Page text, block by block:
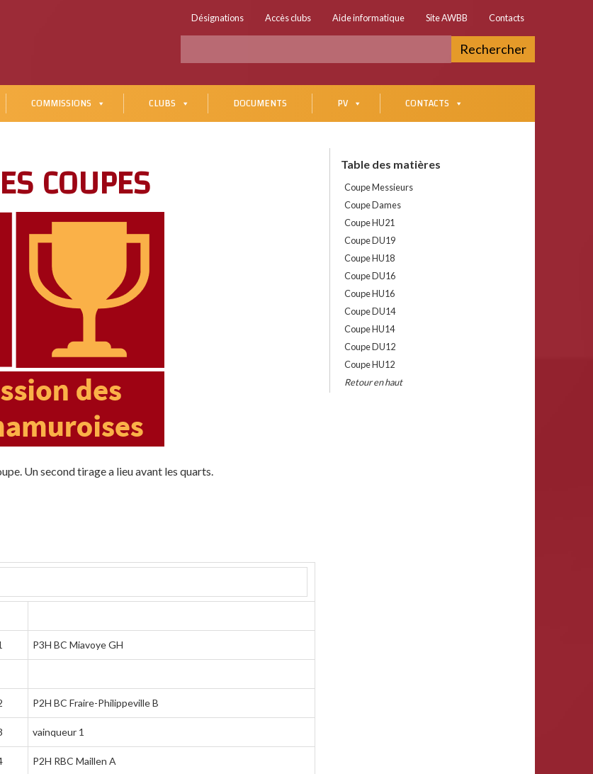
Désignations Accès clubs Aide informatique Site AWBB Contacts
Rechercher
COMMISSIONS CLUBS DOCUMENTS PV CONTACTS
COUPES
Un second tirage a lieu avant les quarts.
P3H BC Miavoye GH
P2H BC Fraire-Philippeville B
vainqueur 1
P2H RBC Maillen A
Table des matières
Coupe Messieurs
Coupe Dames
Coupe HU21
Coupe DU19
Coupe HU18
Coupe DU16
Coupe HU16
Coupe DU14
Coupe HU14
Coupe DU12
Coupe HU12
Retour en haut